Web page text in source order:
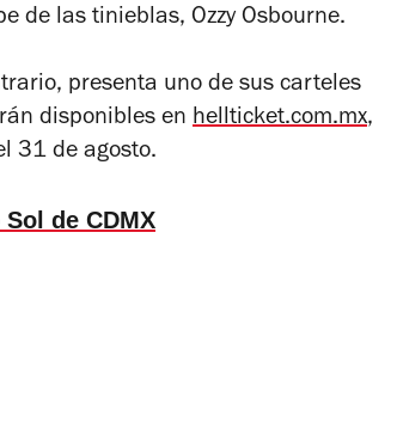
de las tinieblas, Ozzy Osbourne.
presenta uno de sus carteles
disponibles en hellticket.com.mx,
31 de agosto.
de CDMX